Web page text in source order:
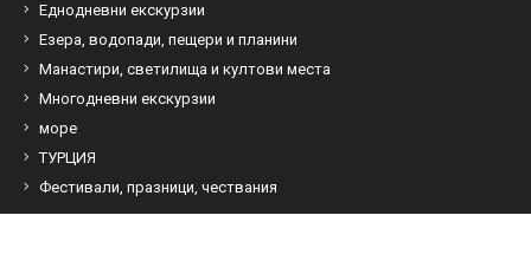
Еднодневни екскурзии
Езера, водопади, пещери и планини
Манастири, светилища и култови места
Многодневни екскурзии
море
ТУРЦИЯ
Фестивали, празници, чествания